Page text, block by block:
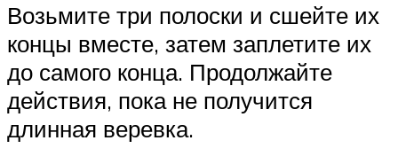
Возьмите три полоски и сшейте их
концы вместе, затем заплетите их
до самого конца. Продолжайте
действия, пока не получится
длинная веревка.